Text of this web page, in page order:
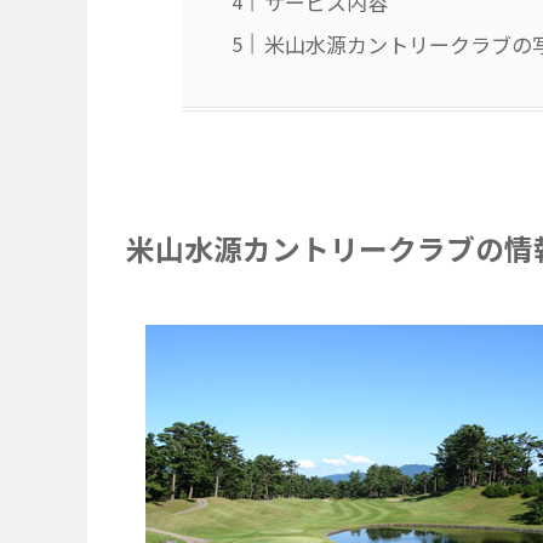
米山水源カントリークラブの
米山水源カントリークラブの情